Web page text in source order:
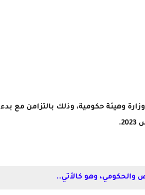
جدول مرتبات شهر أغسطس 2023.. أعلنت وزارة المالية عن مواعيد صرف مرتبات شهر أغسطس 2023 لـ 66 وزارة وهيئة حكومية، وذلك بالتزامن مع بدء